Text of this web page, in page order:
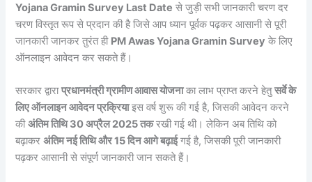
Yojana Gramin Survey Last Date से जुड़ी सभी जानकारी चरण दर
चरण विस्तृत रूप से प्रदान की है जिसे आप ध्यान पूर्वक पढ़कर आसानी से पूरी
जानकारी जानकर तुरंत ही PM Awas Yojana Gramin Survey के लिए
ऑनलाइन आवेदन कर सकते हैं।
सरकार द्वाराप्रधानमंत्री ग्रामीण आवास योजनाका लाभ प्राप्त करने हेतुसर्वे के
लिए ऑनलाइन आवेदन प्रक्रियाइस वर्ष शुरू की गई है, जिसकी आवेदन करने
कीअंतिम तिथि 30 अप्रैल 2025 तकरखी गई थी। लेकिन अब तिथि को
बढ़ाकरअंतिम नई तिथि और 15 दिन आगे बढ़ाईगई है, जिसकी पूरी जानकारी
पढ़कर आसानी से संपूर्ण जानकारी जान सकते हैं।